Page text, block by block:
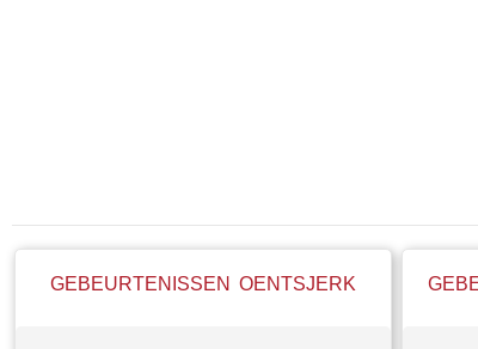
GEBEURTENISSEN OENTSJERK